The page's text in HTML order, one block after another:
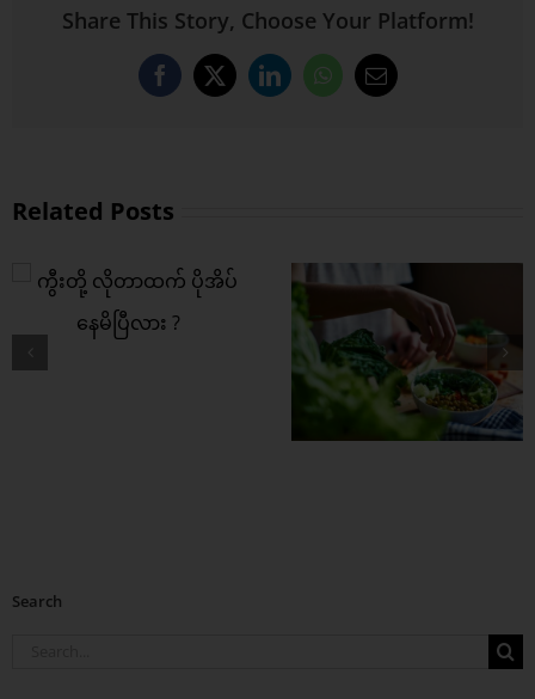
Share This Story, Choose Your Platform!
Facebook
X LinkedInWhatsApp
Email
Related Posts
ကွီးတို့ရဲ့ အကြား
Search